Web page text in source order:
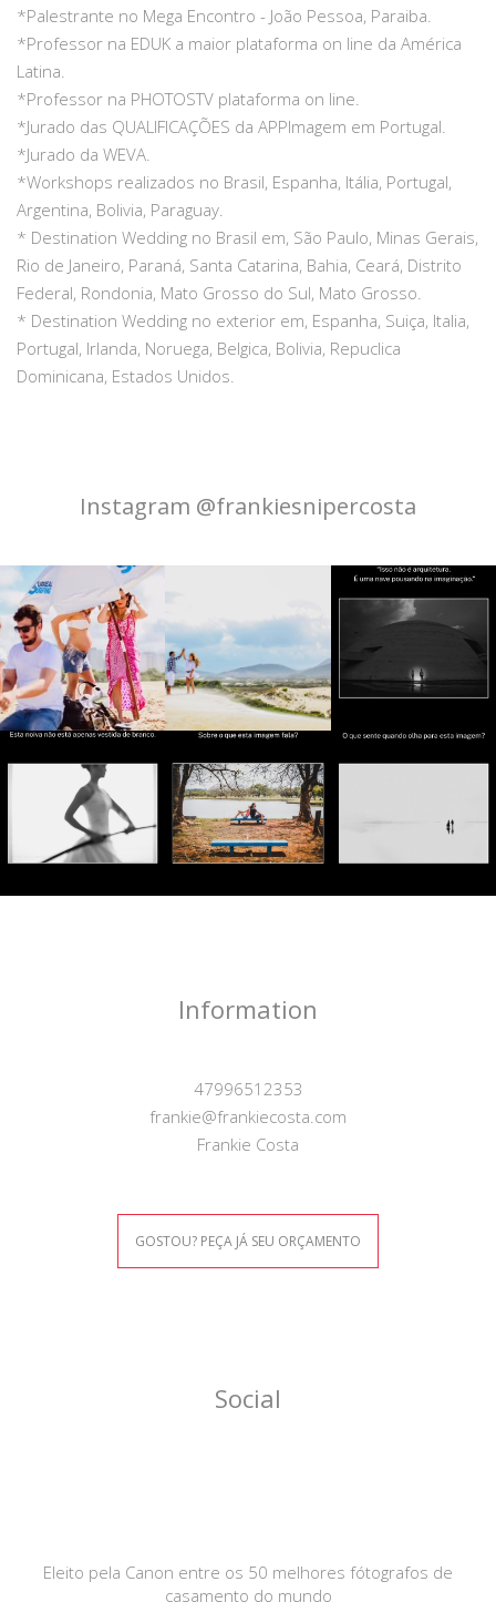
*Palestrante no Mega Encontro - João Pessoa, Paraiba.
*Professor na EDUK a maior plataforma on line da América
Latina.
*Professor na PHOTOSTV plataforma on line.
*Jurado das QUALIFICAÇÕES da APPImagem em Portugal.
*Jurado da WEVA.
*Workshops realizados no Brasil, Espanha, Itália, Portugal,
Argentina, Bolivia, Paraguay.
* Destination Wedding no Brasil em, São Paulo, Minas Gerais,
Rio de Janeiro, Paraná, Santa Catarina, Bahia, Ceará, Distrito
Federal, Rondonia, Mato Grosso do Sul, Mato Grosso.
* Destination Wedding no exterior em, Espanha, Suiça, Italia,
Portugal, Irlanda, Noruega, Belgica, Bolivia, Repuclica
Dominicana, Estados Unidos.
Instagram @frankiesnipercosta
Information
47996512353
frankie@frankiecosta.com
Frankie Costa
GOSTOU? PEÇA JÁ SEU ORÇAMENTO
Social
Eleito pela Canon entre os 50 melhores fótografos de
casamento do mundo